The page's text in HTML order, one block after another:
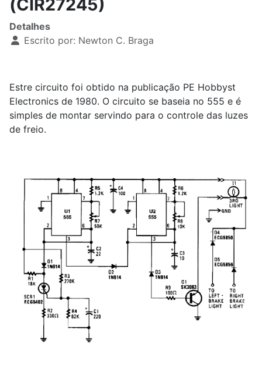
(CIR27245)
Detalhes
Escrito por: Newton C. Braga
Estre circuito foi obtido na publicação PE Hobbyst
Electronics de 1980. O circuito se baseia no 555 e é
simples de montar servindo para o controle das luzes
de freio.